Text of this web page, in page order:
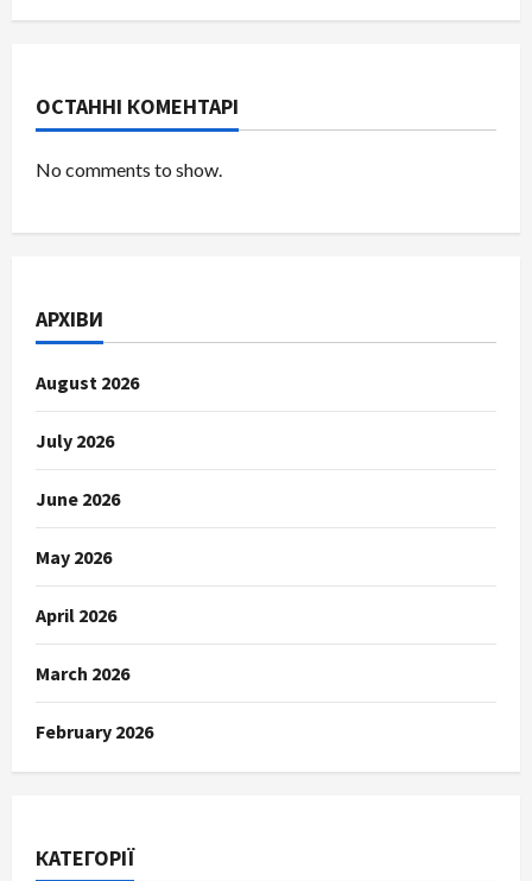
ОСТАННІ КОМЕНТАРІ
No comments to show.
АРХІВИ
August 2026
July 2026
June 2026
May 2026
April 2026
March 2026
February 2026
КАТЕГОРІЇ